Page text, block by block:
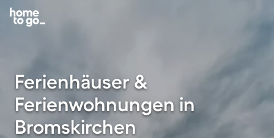
Ferienhäuser &
Ferienwohnungen in
Bromskirchen